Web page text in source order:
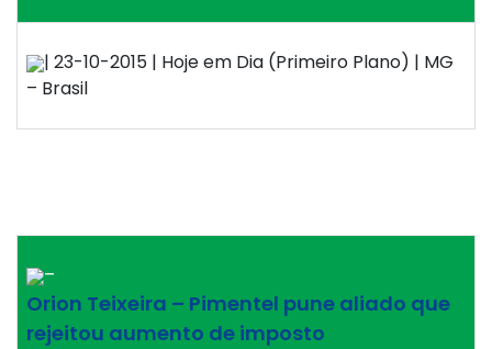
| 23-10-2015 | Hoje em Dia (Primeiro Plano) | MG
– Brasil
–
Orion Teixeira – Pimentel pune aliado que
rejeitou aumento de imposto